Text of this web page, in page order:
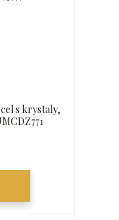
s krystaly,